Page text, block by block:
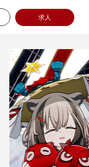
求人